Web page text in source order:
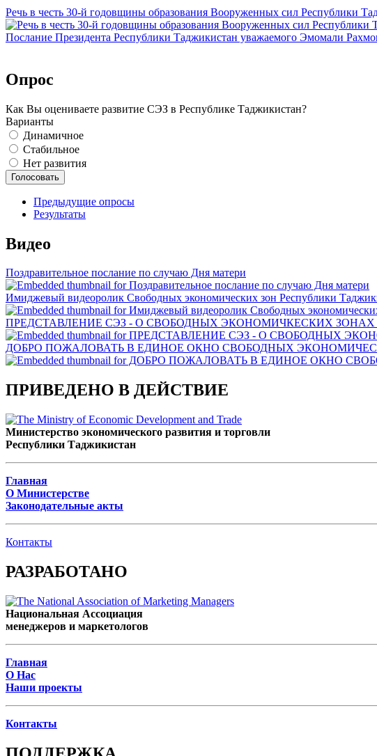
Речь в честь 30-й годовщины образования Вооруженных сил Республики
Послание Президента Республики Таджикистан уважаемого Эмомали
Опрос
Как Вы оцениваете развитие СЭЗ в Республике Таджикистан?
Варианты
Динамичное
Стабильное
Нет развития
Предыдущие опросы
Результаты
Видео
Поздравительное послание по случаю Дня матери
Имиджевый видеоролик Свободных экономических зон Республики
ПРЕДСТАВЛЕНИЕ СЭЗ - О СВОБОДНЫХ ЭКОНОМИЧКЕСКИХ ЗОНАХ
ДОБРО ПОЖАЛОВАТЬ В ЕДИНОЕ ОКНО СВОБОДНЫХ
ПРИВЕДЕНО В ДЕЙСТВИЕ
Министерство экономического развития и торговли
Республики Таджикистан
Главная
О Министерстве
Законодательные акты
Контакты
РАЗРАБОТАНО
Национальная Ассоциация
менеджеров и маркетологов
Главная
О Нас
Наши проекты
Контакты